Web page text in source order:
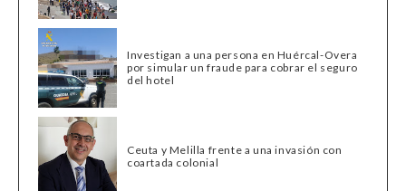
Investigan a una persona en Huércal-Overa
por simular un fraude para cobrar el seguro
del hotel
Ceuta y Melilla frente a una invasión con
coartada colonial